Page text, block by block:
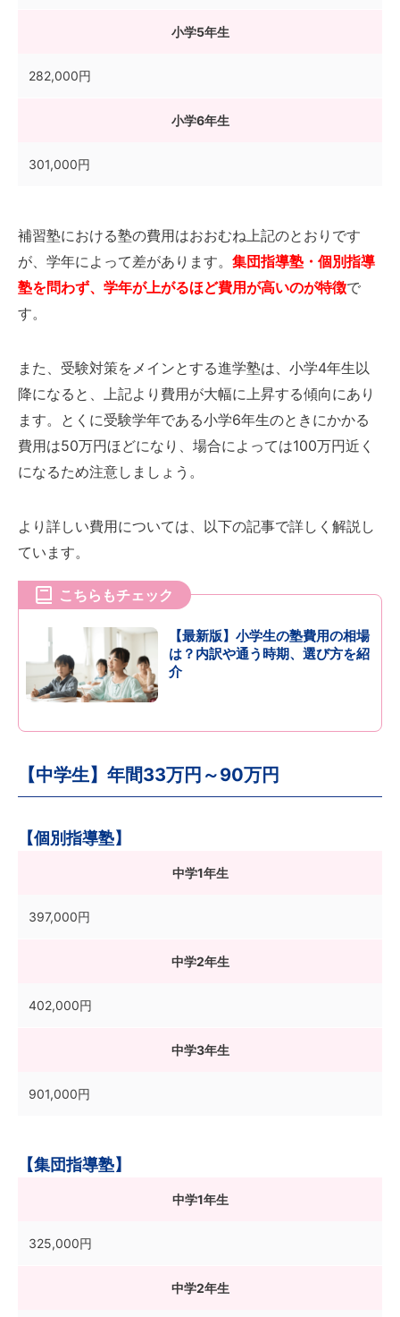
小学5年生
282,000円
小学6年生
301,000円
補習塾における塾の費用はおおむね上記のとおりです
が、学年によって差があります。 集団指導塾・個別指導
塾を問わず、学年が上がるほど費用が高いのが特徴で
す。
また、受験対策をメインとする進学塾は、小学4年生以
降になると、上記より費用が大幅に上昇する傾向にあり
ます。とくに受験学年である小学6年生のときにかかる
費用は50万円ほどになり、場合によっては100万円近く
になるため注意しましょう。
より詳しい費用については、以下の記事で詳しく解説し
ています。
こちらもチェック
【最新版】小学生の塾費用の相場
は？内訳や通う時期、選び方を紹
介
【中学生】年間33万円～90万円
【個別指導塾】
中学1年生
397,000円
中学2年生
402,000円
中学3年生
901,000円
【集団指導塾】
中学1年生
325,000円
中学2年生